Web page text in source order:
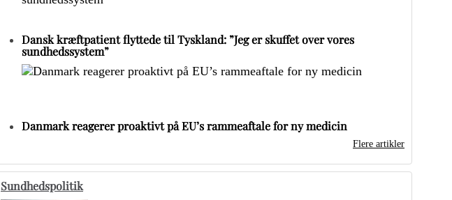
Dansk kræftpatient flyttede til Tyskland: ”Jeg er skuffet over vores
sundhedssystem”
Danmark reagerer proaktivt på EU’s rammeaftale for ny medicin
Flere artikler
Sundhedspolitik